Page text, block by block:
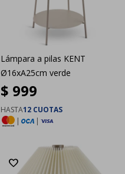
Lámpara a pilas KENT
Ø16xA25cm verde
$ 999
HASTA12 CUOTAS
|
|